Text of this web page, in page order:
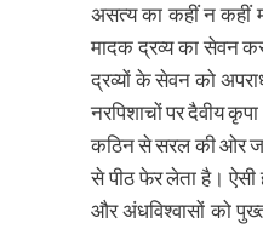
असत्य का कहीं न कहीं
मादक द्रव्य का सेवन
द्रव्यों के सेवन को
नरपिशाचों पर दैवीय
कठिन से सरल की ओर
से पीठ फेर लेता है। ऐसी
और अंधविश्वासों को